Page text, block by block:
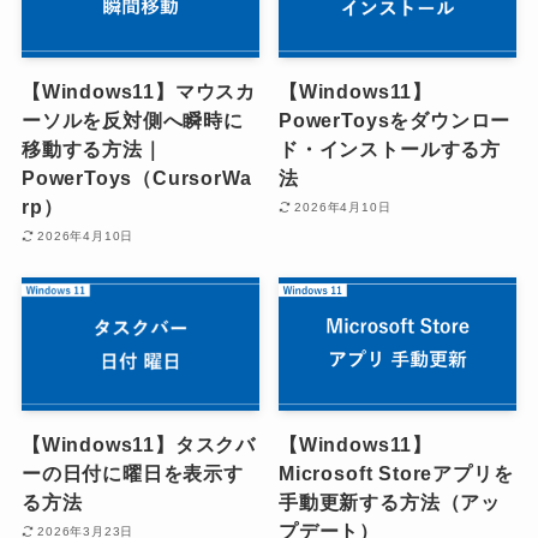
【Windows11】マウスカ
ーソルを反対側へ瞬時に
移動する方法｜
PowerToys（CursorWa
rp）
2026年4月10日
【Windows11】
PowerToysをダウンロー
ド・インストールする方
法
2026年4月10日
【Windows11】タスクバ
ーの日付に曜日を表示す
る方法
2026年3月23日
【Windows11】
Microsoft Storeアプリを
手動更新する方法（アッ
プデート）